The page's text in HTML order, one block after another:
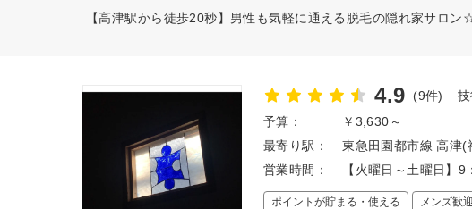
【高津駅から徒歩20秒】男性も気軽に通える脱毛の隠れ家サロ
4.9 (9件)
予算：
￥3,630～
最寄り駅：
東急田園都市線 高津
営業時間：
【火曜日～土曜日】
ポイントが貯まる・使える メンズ歓迎